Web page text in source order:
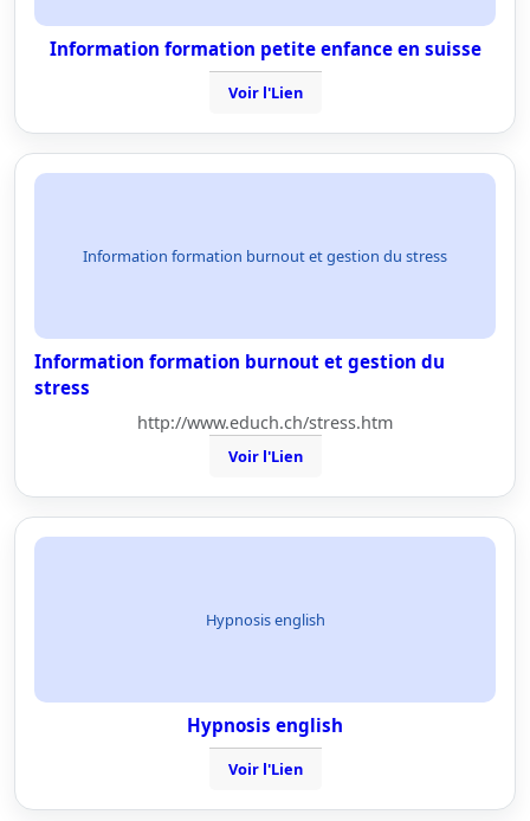
Information formation petite enfance en suisse
Voir l'Lien
Information formation burnout et gestion du stress
Information formation burnout et gestion du
stress
http://www.educh.ch/stress.htm
Voir l'Lien
Hypnosis english
Hypnosis english
Voir l'Lien